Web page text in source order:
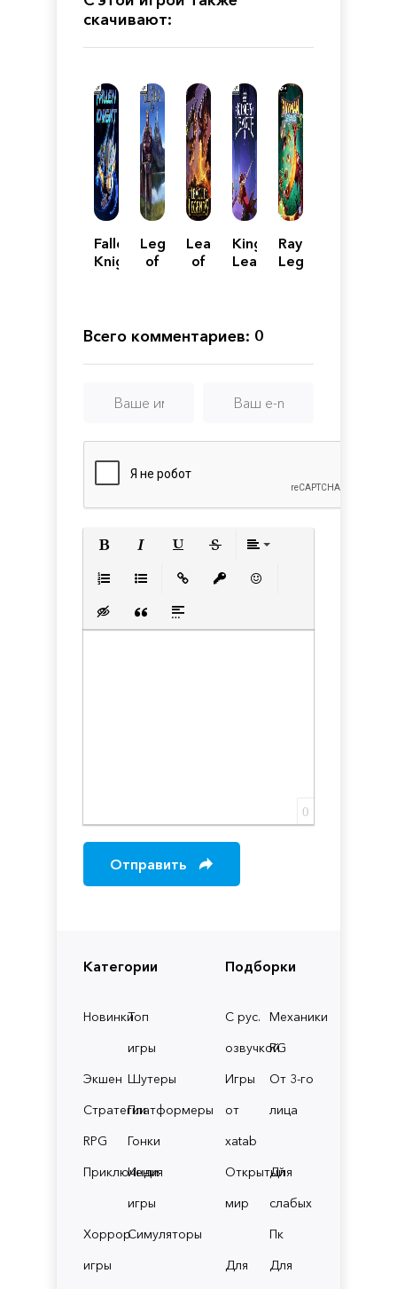
Категории
НовинкиТоп
игры
Экшен Шутеры
СтратегииПлатформеры
RPG
Гонки
Приключения
Инди
игры
Хоррор
игры
Симуляторы
Подборки
С рус.
озвучкой
Механики
RG
Игры
от
xatab
От 3-го
лица
Открытый
мир
Для
слабых
Пк
Для
Для
скачивают:
Fallen
Knight
Legends
of
League
of
King's
League
Rayman:
Legends
Всего комментариев: 0
Вставка скрытого текста
Вставка цитаты
Вставка спойлера
0
Отправить